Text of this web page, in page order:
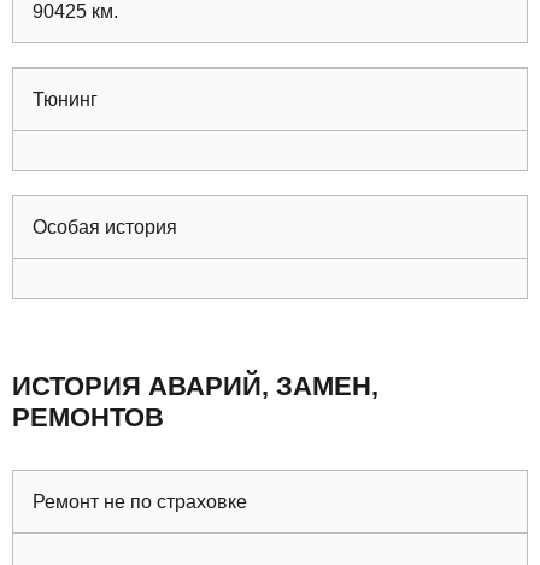
90425 км.
Тюнинг
Особая история
ИСТОРИЯ АВАРИЙ, ЗАМЕН,
РЕМОНТОВ
Ремонт не по страховке